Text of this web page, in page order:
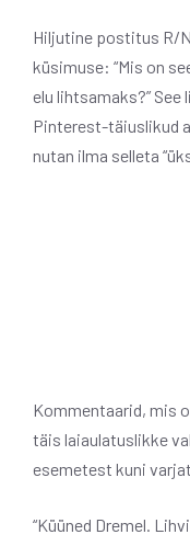
Hiljutine postitus R/
küsimuse: “Mis on
elu lihtsamaks?”
Pinterest-täiuslikud
nutan ilma selleta
Kommentaarid, mis
täis laiaulatuslikke
esemetest kuni
“Küüned Dremel.